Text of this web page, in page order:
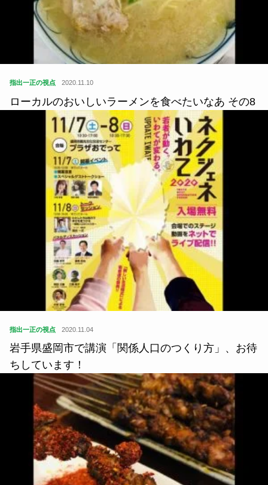
指出一正の視点 2020.11.10
ローカルのおいしいラーメンを食べたいなあ その8
指出一正の視点 2020.11.04
岩手県盛岡市で講演「関係人口のつくり方」、お待
ちしています！